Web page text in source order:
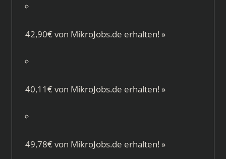
42,90€ von MikroJobs.de erhalten! »
40,11€ von MikroJobs.de erhalten! »
49,78€ von MikroJobs.de erhalten! »